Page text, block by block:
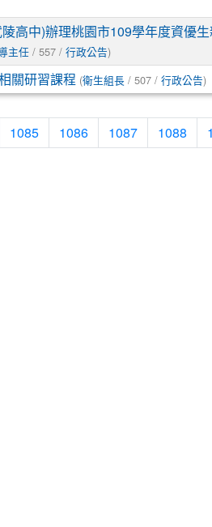
高中)辦理桃園市109學年度資優
主任 / 557 / 行政公告)
關研習課程 (衛生組長 / 507 / 行政公告)
1085 1086 1087 1088